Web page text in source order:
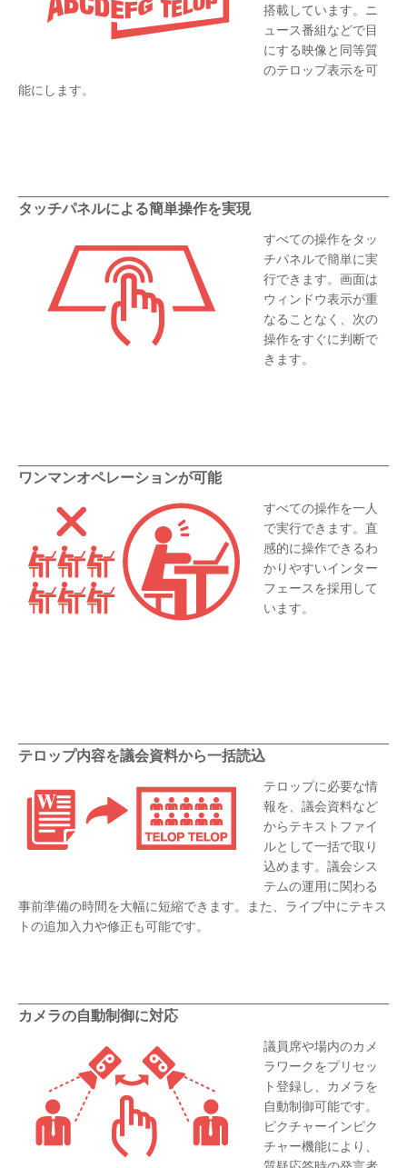
搭載しています。ニ
ュース番組などで目
にする映像と同等質
のテロップ表示を可
能にします。
タッチパネルによる簡単操作を実現
すべての操作をタッ
チパネルで簡単に実
行できます。画面は
ウィンドウ表示が重
なることなく、次の
操作をすぐに判断で
きます。
ワンマンオペレーションが可能
すべての操作を一人
で実行できます。直
感的に操作できるわ
かりやすいインター
フェースを採用して
います。
テロップ内容を議会資料から一括読込
テロップに必要な情
報を、議会資料など
からテキストファイ
ルとして一括で取り
込めます。議会シス
テムの運用に関わる
事前準備の時間を大幅に短縮できます。また、ライブ中にテキス
トの追加入力や修正も可能です。
カメラの自動制御に対応
議員席や場内のカメ
ラワークをプリセッ
ト登録し、カメラを
自動制御可能です。
ピクチャーインピク
チャー機能により、